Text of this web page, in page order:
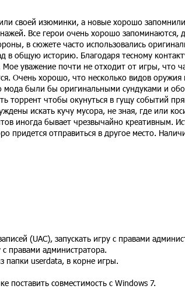
своей изюминки, а новые хорошо
Все герои очень хорошо запоминаются,
в сюжете часто использовались
в общую историю. Благодаря тесному
уважение почти не отходит от игры, что
Очень хорошо, что несколько видов
были бы оригинальными сундуками и
торрент чтобы окунуться в гущу событий
искать кучу мусора, не зная, где или
иногда бывает чрезвычайно креативным.
придется отправиться в другое место.
(UAC), запускать игру с правами
с правами администратора.
папки userdata, в корне игры.
поставить совместимость с Windows 7.